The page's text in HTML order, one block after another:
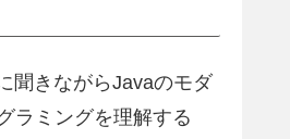
聞きながらJavaのモダ
ラミングを理解する